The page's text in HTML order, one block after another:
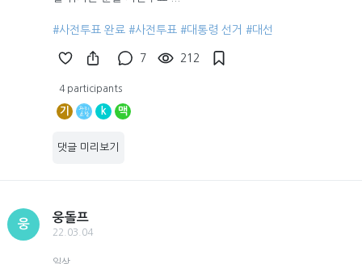
#사전투표 완료 #사전투표 #대통령 선거 #대선
7 212
4 participants
기 k 맥
댓글 미리보기
웅
웅돌프
22.03.04